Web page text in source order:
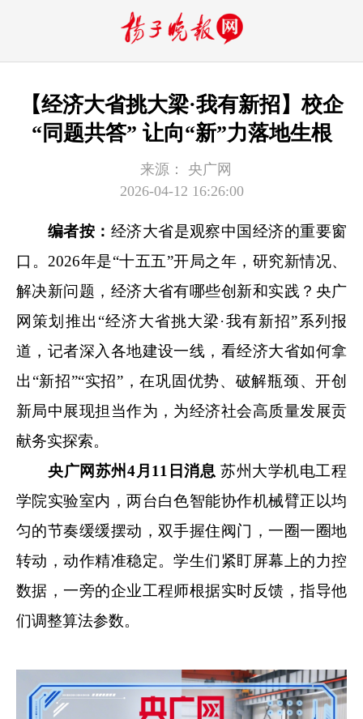
【经济大省挑大梁·我有新招】校企
“同题共答” 让向“新”力落地生根
来源：
央广网
2026-04-12 16:26:00
编者按： 经济大省是观察中国经济的重要窗
口。2026年是“十五五”开局之年，研究新情况、
解决新问题，经济大省有哪些创新和实践？央广
网策划推出“经济大省挑大梁·我有新招”系列报
道，记者深入各地建设一线，看经济大省如何拿
出“新招”“实招”，在巩固优势、破解瓶颈、开创
新局中展现担当作为，为经济社会高质量发展贡
献务实探索。
央广网苏州4月11日消息 苏州大学机电工程
学院实验室内，两台白色智能协作机械臂正以均
匀的节奏缓缓摆动，双手握住阀门，一圈一圈地
转动，动作精准稳定。学生们紧盯屏幕上的力控
数据，一旁的企业工程师根据实时反馈，指导他
们调整算法参数。